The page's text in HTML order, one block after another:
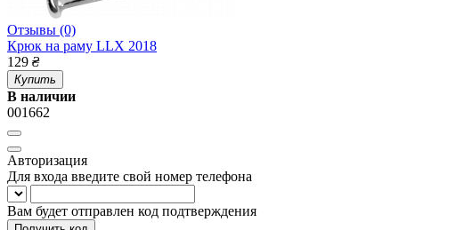
Отзывы (0)
Крюк на раму LLX 2018
129 ₴
Купить
В наличии
001662
Авторизация
Для входа введите свой номер телефона
Вам будет отправлен код подтверждения